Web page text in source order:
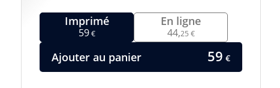
Imprimé
59€
En ligne
44,25 €
Ajouter au panier 59 €